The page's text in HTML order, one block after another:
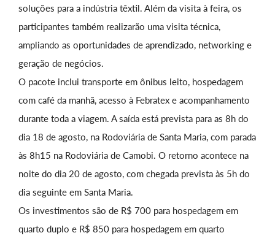
soluções para a indústria têxtil. Além da visita à feira, os
participantes também realizarão uma visita técnica,
ampliando as oportunidades de aprendizado, networking e
geração de negócios.
O pacote inclui transporte em ônibus leito, hospedagem
com café da manhã, acesso à Febratex e acompanhamento
durante toda a viagem. A saída está prevista para as 8h do
dia 18 de agosto, na Rodoviária de Santa Maria, com parada
às 8h15 na Rodoviária de Camobi. O retorno acontece na
noite do dia 20 de agosto, com chegada prevista às 5h do
dia seguinte em Santa Maria.
Os investimentos são de R$ 700 para hospedagem em
quarto duplo e R$ 850 para hospedagem em quarto